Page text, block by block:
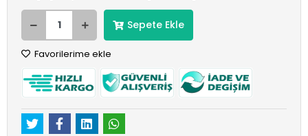
Sepete Ekle
Favorilerime ekle